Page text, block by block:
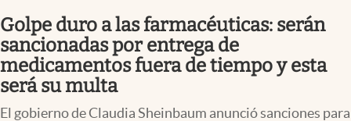
Pc y celular
Vida y estilo
Golpe duro a las farmacéuticas: serán
sancionadas por entrega de
medicamentos fuera de tiempo y esta
será su multa
El gobierno de Claudia Sheinbaum anunció sanciones para